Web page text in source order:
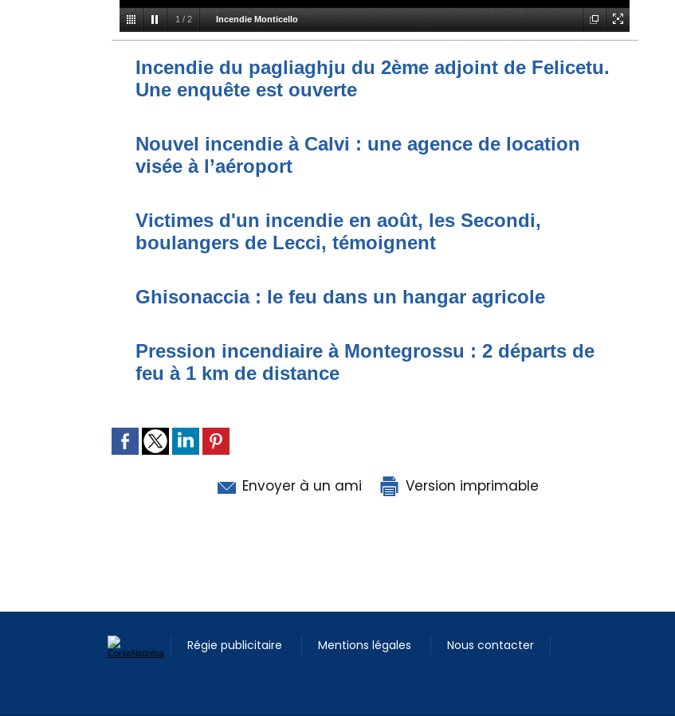
1 / 2 Incendie Monticello
Incendie du pagliaghju du 2ème adjoint de Felicetu.
Une enquête est ouverte
Nouvel incendie à Calvi : une agence de location
visée à l’aéroport
Victimes d'un incendie en août, les Secondi,
boulangers de Lecci, témoignent
Ghisonaccia : le feu dans un hangar agricole
Pression incendiaire à Montegrossu : 2 départs de
feu à 1 km de distance
Envoyer à un ami Version imprimable
Régie publicitaire Mentions légales Nous contacter